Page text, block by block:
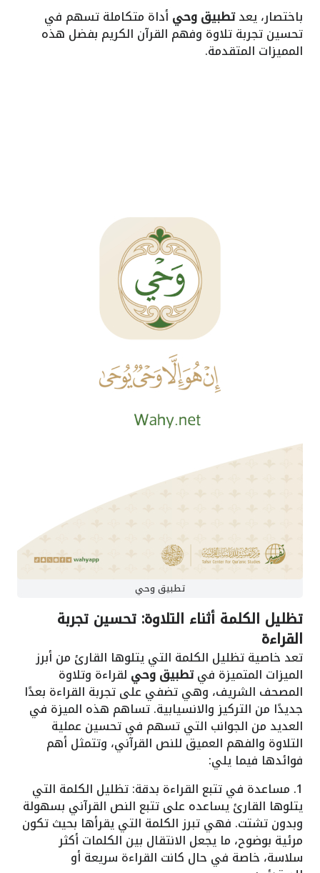
باختصار، يعدتطبيق وحي أداة متكاملة تسهم في
تحسين تجربة تلاوة وفهم القرآن الكريم بفضل هذه
المميزات المتقدمة.
تطبيق وحي
تظليل الكلمة أثناء التلاوة: تحسين تجربة
القراءة
تعد خاصية تظليل الكلمة التي يتلوها القارئ من أبرز
الميزات المتميزة فيتطبيق وحي لقراءة وتلاوة
المصحف الشريف، وهي تضفي على تجربة القراءة بعدًا
جديدًا من التركيز والانسيابية. تساهم هذه الميزة في
العديد من الجوانب التي تسهم في تحسين عملية
التلاوة والفهم العميق للنص القرآني، وتتمثل أهم
فوائدها فيما يلي:
1. مساعدة في تتبع القراءة بدقة: تظليل الكلمة التي
يتلوها القارئ يساعده على تتبع النص القرآني بسهولة
وبدون تشتت. فهي تبرز الكلمة التي يقرأها بحيث تكون
مرئية بوضوح، ما يجعل الانتقال بين الكلمات أكثر
سلاسة، خاصة في حال كانت القراءة سريعة أو